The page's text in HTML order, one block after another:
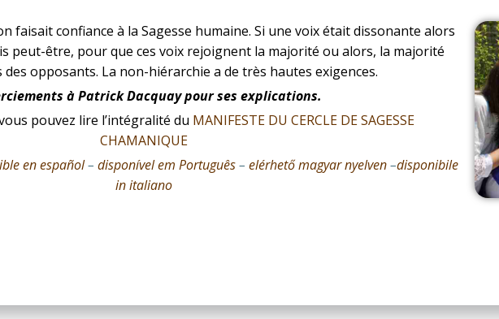
faisait confiance à la Sagesse humaine. Si une voix était dissonante alors
peut-être, pour que ces voix rejoignent la majorité ou alors, la majorité
des opposants. La non-hiérarchie a de très hautes exigences.
à Patrick Dacquay pour ses explications.
pouvez lire l’intégralité du MANIFESTE DU CERCLE DE SAGESSE
CHAMANIQUE
en español– disponível em Português– elérhető magyar nyelven–disponibile
in italiano